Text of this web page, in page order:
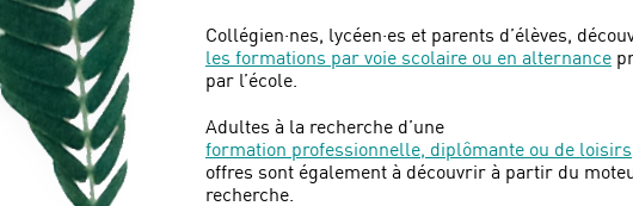
Collégien·nes, lycéen·es et parents d’élèves,
les formations par voie scolaire ou en alternance
par l’école.
Adultes à la recherche d’une
formation professionnelle, diplômante ou de loisirs
offres sont également à découvrir à partir du
recherche.